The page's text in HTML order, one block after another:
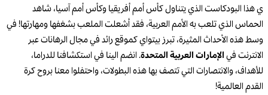
ي هذا البودكاست الذي يتناول كأس أمم أفريقيا وكأس أمم آسيا، شاهد
الحماس الذي تلعب به الأمم العربية، فقد أشعلت الملعب بشغفها ومهارتها! في
وسط هذه الأحداث المثيرة، تبرز بيتواي كموقع رائد في مجال الرهانات عبر
الانترنت فيالإمارات العربية المتحدة. انضم الينا في استكشافنا للدراما،
للأهداف، والانتصارات التي تتصف بها هذه البطولات، واحتفلوا معنا بروح كرة
القدم العالمية!